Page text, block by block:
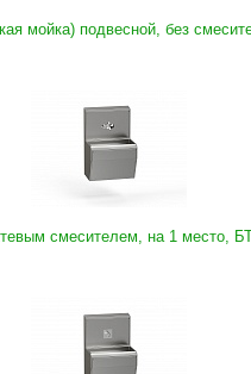
мойка) подвесной, без
смесителем, на 1 место,